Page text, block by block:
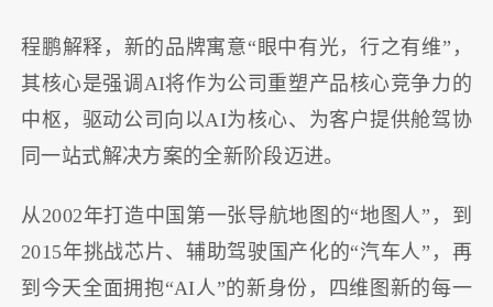
程鹏解释，新的品牌寓意“眼中有光，行之有维”，
其核心是强调AI将作为公司重塑产品核心竞争力的
中枢，驱动公司向以AI为核心、为客户提供舱驾协
同一站式解决方案的全新阶段迈进。
从2002年打造中国第一张导航地图的“地图人”，到
2015年挑战芯片、辅助驾驶国产化的“汽车人”，再
到今天全面拥抱“AI人”的新身份，四维图新的每一